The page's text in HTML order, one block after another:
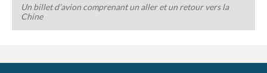
Un billet d’avion comprenant un aller et un retour vers la
Chine